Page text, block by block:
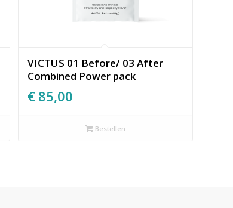
VICTUS 01 Before/ 03 After
Combined Power pack
€ 85,00
Bestellen